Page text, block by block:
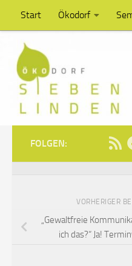
Unter dem Inhalt
Start Ökodorf
FOLGEN:
VORHERIGER
„Gewaltfreie
ich das?“ Ja!